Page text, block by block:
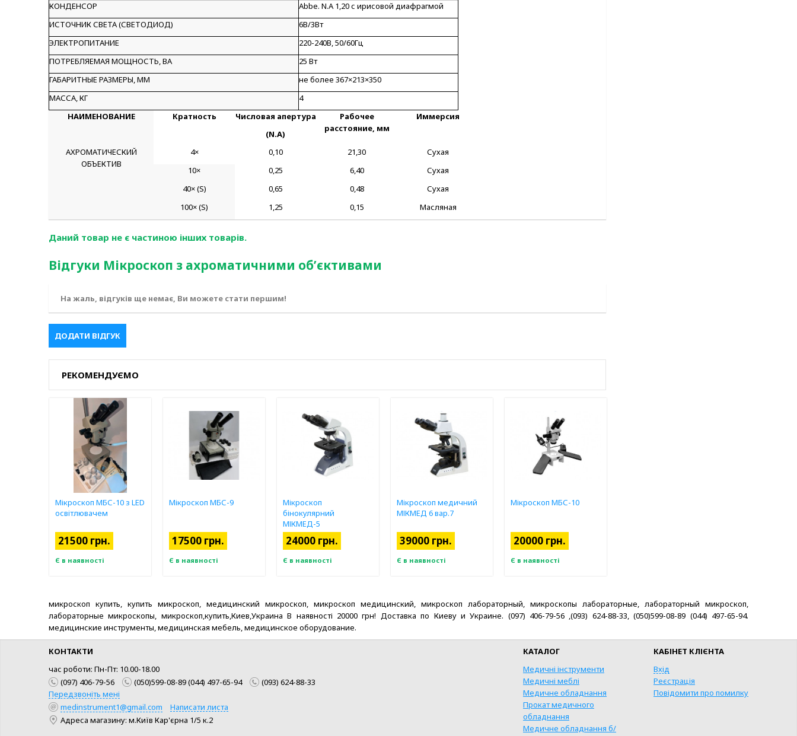
КОНДЕНСОР
Abbe. N.A 1,20 с ирисовой диафрагмой
ИСТОЧНИК СВЕТА (СВЕТОДИОД)
6В/3Вт
ЭЛЕКТРОПИТАНИЕ
220-240В, 50/60Гц
ПОТРЕБЛЯЕМАЯ МОЩНОСТЬ, ВА
25 Вт
ГАБАРИТНЫЕ РАЗМЕРЫ, ММ
не более 367×213×350
МАССА, КГ
4
НАИМЕНОВАНИЕ
Кратность
Числовая апертура
(N.A)
Рабочее
расстояние, мм
Иммерсия
АХРОМАТИЧЕСКИЙ
ОБЪЕКТИВ
4× 0,10 21,30
Сухая
10×
0,25 6,40
Сухая
40× (S)
0,65 0,48
Сухая
100× (S)
1,25 0,15 Масляная
Даний товар не є частиною інших товарів.
Відгуки Мікроскоп з ахроматичними об’єктивами
На жаль, відгуків ще немає, Ви можете стати першим!
ДОДАТИ ВІДГУК
РЕКОМЕНДУЄМО
Мікроскоп МБС-10 з LED
освітлювачем
21500 грн.
Є в наявності
КУПИТИ
Мікроскоп МБС-9
17500 грн.
Є в наявності
КУПИТИ
Мікроскоп
бінокулярний
МІКМЕД-5
24000 грн.
Є в наявності
Мікроскоп медичний
МІКМЕД 6 вар.7
39000 грн.
Є в наявності
Мікроскоп МБС-10
20000 грн.
Є в наявності
КУПИТИ
микроскоп купить, купить микроскоп, медицинский микроскоп, микроскоп медицинский, микроскоп лабораторный, микроскопы лабораторные, лабораторный микроскоп,
лабораторные микроскопы, микроскоп,купить,Киев,Украина В наявності 20000 грн! Доставка по Киеву и Украине. (097) 406-79-56 ,(093) 624-88-33, (050)599-08-89 (044) 497-65-94.
медицинские инструменты, медицинская мебель, медицинское оборудование.
КОНТАКТИ
час роботи: Пн-Пт: 10.00-18.00
(097) 406-79-56
(050)599-08-89 (044) 497-65-94
(093) 624-88-33
Передзвоніть мені
medinstrument1@gmail.com
Написати листа
Адреса магазину: м.Київ Кар'єрна 1/5 к.2
КАТАЛОГ
Медичні інструменти
Медичні меблі
Медичне обладнання
Прокат медичного
обладнання
Медичне обладнання б/
КАБІНЕТ КЛІЄНТА
Вхід
Реєстрація
Повідомити про помилку